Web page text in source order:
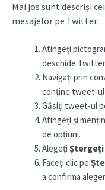
Mai jos sunt descriși
mesajelor pe Twitter:
Atingeți
deschide
Navigați prin
conține tweet-ul
Găsiți tweet-ul
Atingeți și
de opțiuni.
Alegeți Ștergeți
Faceți clic pe
a confirma